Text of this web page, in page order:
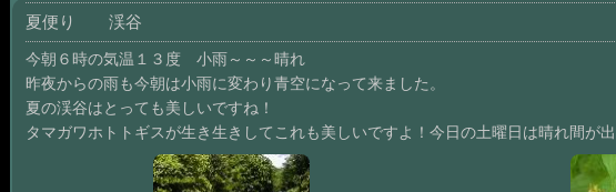
夏便り 渓谷
今朝６時の気温１３度 小雨～～～晴れ
昨夜からの雨も今朝は小雨に変わり青空になって来ました。
夏の渓谷はとっても美しいですね！
タマガワホトトギスが生き生きしてこれも美しいですよ！今日の土曜日は晴れ間が出